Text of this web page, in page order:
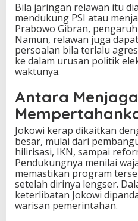
Bila jaringan relawan itu
mendukung PSI atau
Prabowo Gibran,
Namun, relawan juga
persoalan bila terlalu
ke dalam urusan politik
waktunya.
Antara
Jokowi kerap dikaitkan
besar, mulai dari
hilirisasi, IKN, sampai
Pendukungnya menilai
memastikan program
setelah dirinya lengser.
keterlibatan Jokowi
warisan pemerintahan.